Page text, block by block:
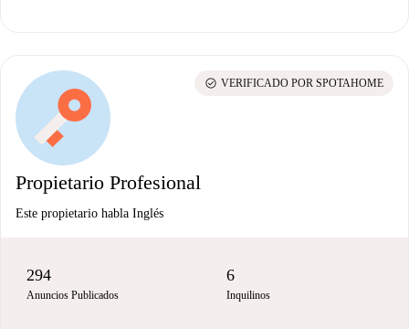
Propietario Profesional
Este propietario habla Inglés
check_circle VERIFICADO POR SPOTAHOME
294
Anuncios Publicados
6
Inquilinos